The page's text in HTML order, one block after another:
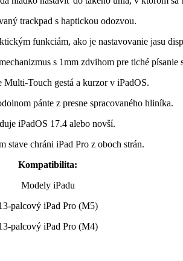
trackpad s haptickou odozvou.
funkciám, ako je nastavovanie jasu
s 1mm zdvihom pre tiché
Multi-Touch gestá a kurzor v iPadOS.
pánte z presne spracovaného hliníka.
iPadOS 17.4 alebo novší.
stave chráni iPad Pro z oboch strán.
Kompatibilita:
Modely iPadu
palcový iPad Pro (M5)
palcový iPad Pro (M4)